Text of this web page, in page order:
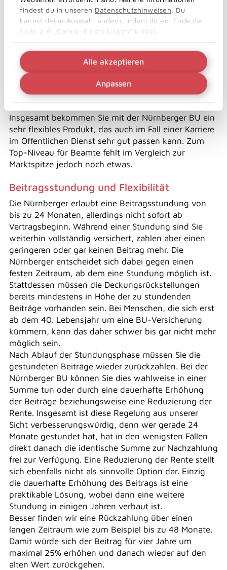
findest du in unseren Datenschutzhinweisen. Du
kannst deine Auswahl ändern, indem du am Ende der
Seite auf „Cookie-Einstellungen“ klickst.
Alle akzeptieren
Anpassen
sowie in Fällen, in denen noch kein Anspruch auf
Ruhegehalt besteht, gibt es einen Haken: Sollte sich
Ihr Gesundheitszustand im Leistungsfall verbessern,
Ein weiterer Nachteil: Während Verwaltungsbeamte
eine Versicherungs- und
bis zu ihrem
67. Lebensjahr versichern können, ist die maximale
Laufzeit für Lehrer auf 65 Jahre begrenzt. Auch das
Insgesamt bekommen Sie mit der Nürnberger BU ein
sehr flexibles Produkt, das auch im Fall einer Karriere
im Öffentlichen Dienst sehr gut passen kann. Zum
Top-Niveau für Beamte fehlt im Vergleich zur
Marktspitze jedoch noch etwas.
Beitragsstundung und Flexibilität
Die Nürnberger erlaubt eine Beitragsstundung von
bis zu 24 Monaten, allerdings nicht sofort ab
Vertragsbeginn. Während einer Stundung sind Sie
weiterhin vollständig versichert, zahlen aber einen
geringeren oder gar keinen Beitrag mehr. Die
Nürnberger entscheidet sich dabei gegen einen
festen Zeitraum, ab dem eine Stundung möglich ist.
Stattdessen müssen die Deckungsrückstellungen
bereits mindestens in Höhe der zu stundenden
Beiträge vorhanden sein. Bei Menschen, die sich erst
ab dem 40. Lebensjahr um eine BU-Versicherung
kümmern, kann das daher schwer bis gar nicht mehr
möglich sein.
Nach Ablauf der Stundungsphase müssen Sie die
gestundeten Beiträge wieder zurückzahlen. Bei der
Nürnberger BU können Sie dies wahlweise in einer
Summe tun oder durch eine dauerhafte Erhöhung
der Beiträge beziehungsweise eine Reduzierung der
Rente. Insgesamt ist diese Regelung aus unserer
Sicht verbesserungswürdig, denn wer gerade 24
Monate gestundet hat, hat in den wenigsten Fällen
direkt danach die identische Summe zur Nachzahlung
frei zur Verfügung. Eine Reduzierung der Rente stellt
sich ebenfalls nicht als sinnvolle Option dar. Einzig
die dauerhafte Erhöhung des Beitrags ist eine
praktikable Lösung, wobei dann eine weitere
Stundung in einigen Jahren verbaut ist.
Besser finden wir eine Rückzahlung über einen
langen Zeitraum wie zum Beispiel bis zu 48 Monate.
Damit würde sich der Beitrag für vier Jahre um
maximal 25% erhöhen und danach wieder auf den
alten Wert zurückgehen.